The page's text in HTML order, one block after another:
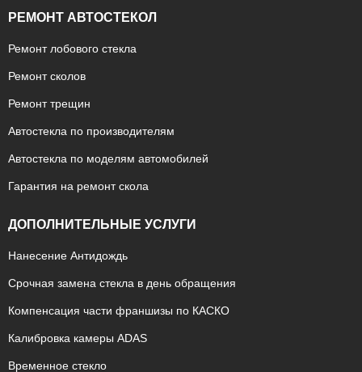
РЕМОНТ АВТОСТЕКОЛ
Ремонт лобового стекла
Ремонт сколов
Ремонт трещин
Автостекла по производителям
Автостекла по моделям автомобилей
Гарантия на ремонт скола
ДОПОЛНИТЕЛЬНЫЕ УСЛУГИ
Нанесение Антидождь
Срочная замена стекла в день обращения
Компенсация части франшизы по КАСКО
Калибровка камеры ADAS
Временное стекло